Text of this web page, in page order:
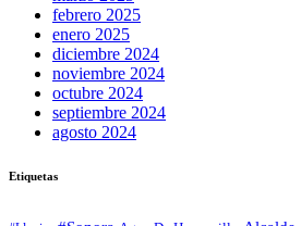
febrero 2025
enero 2025
diciembre 2024
noviembre 2024
octubre 2024
septiembre 2024
agosto 2024
Etiquetas